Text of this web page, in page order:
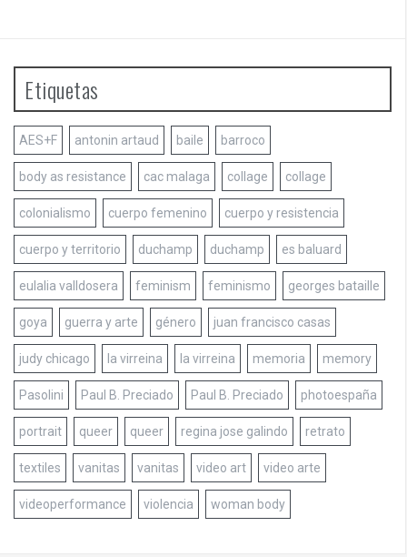
Etiquetas
AES+F antonin artaud baile barroco
body as resistance cac malaga collage collage
colonialismo cuerpo femenino cuerpo y resistencia
cuerpo y territorio duchamp duchamp es baluard
eulalia valldosera feminism feminismo georges bataille
goya guerra y arte género juan francisco casas
judy chicago la virreina la virreina memoria memory
Pasolini Paul B. Preciado Paul B. Preciado photoespaña
portrait queer queer regina jose galindo retrato
textiles vanitas vanitas video art video arte
videoperformance violencia woman body